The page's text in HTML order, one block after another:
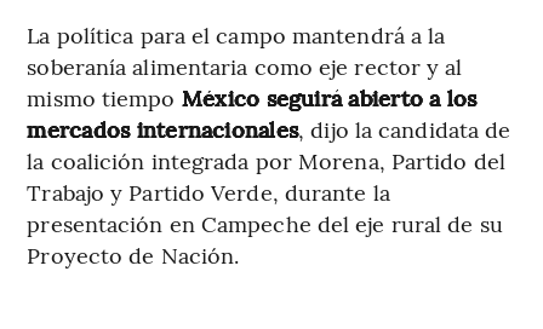
La política para el campo mantendrá a la
soberanía alimentaria como eje rector y al
mismo tiempo México seguirá abierto a los
mercados internacionales, dijo la candidata de
la coalición integrada por Morena, Partido del
Trabajo y Partido Verde, durante la
presentación en Campeche del eje rural de su
Proyecto de Nación.